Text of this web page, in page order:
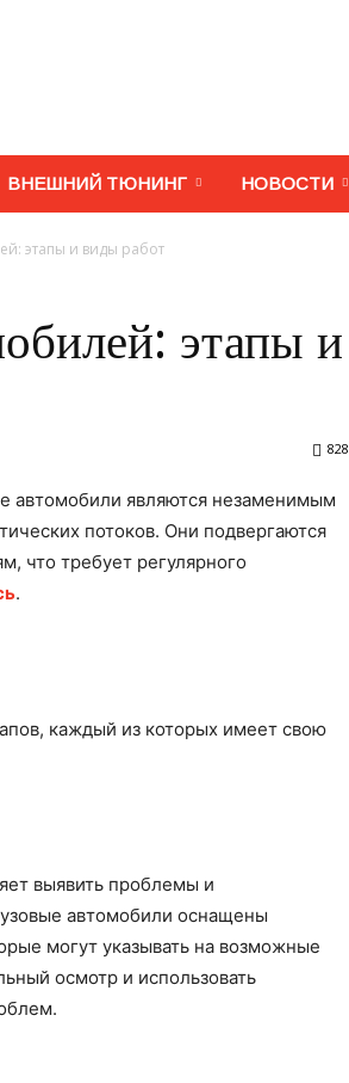
МегаВАЗ.
ВНЕШНИЙ ТЮНИНГ НОВОСТИ
этапы и виды работ
этапы и
828
автомобили являются незаменимым
потоков. Они подвергаются
что требует регулярного
.
каждый из которых имеет свою
выявить проблемы и
автомобили оснащены
могут указывать на возможные
осмотр и использовать